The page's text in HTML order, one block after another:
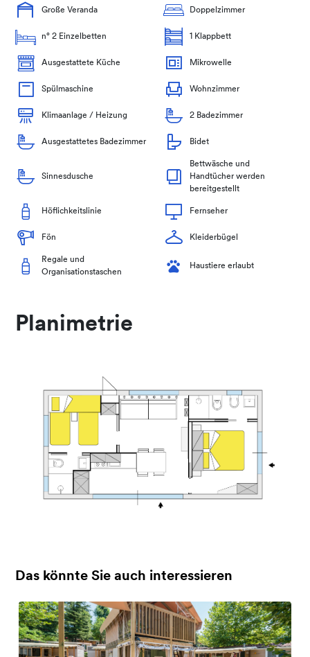
Große Veranda Doppelzimmer
n° 2 Einzelbetten 1 Klappbett
Ausgestattete Küche Mikrowelle
Spülmaschine Wohnzimmer
Klimaanlage / Heizung 2 Badezimmer
Ausgestattetes Badezimmer Bidet
Sinnesdusche
Bettwäsche und
Handtücher werden
bereitgestellt
Höflichkeitslinie Fernseher
Fön Kleiderbügel
Regale und
Organisationstaschen
Haustiere erlaubt
Planimetrie
Das könnte Sie auch interessieren